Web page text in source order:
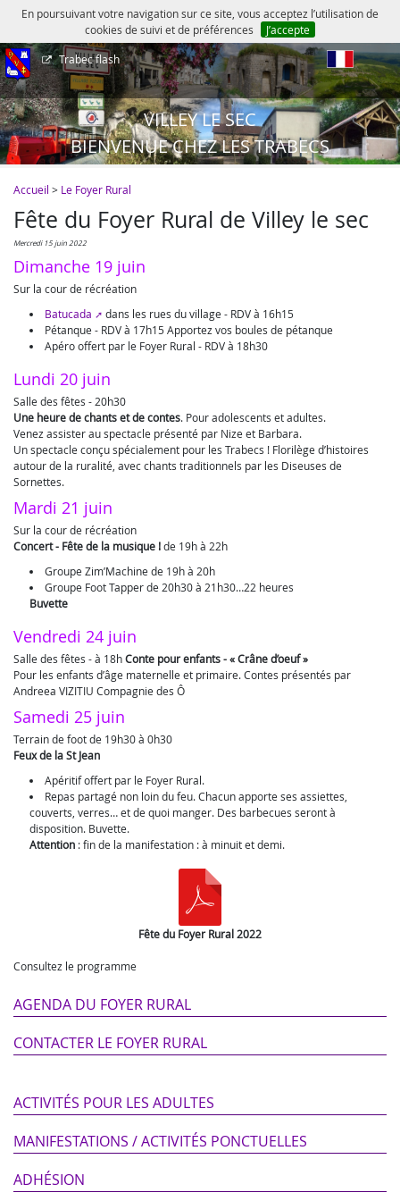
En poursuivant votre navigation sur ce site, vous acceptez l’utilisation de
cookies de suivi et de préférences
J’accepte
Trabec flash
VILLEY LE SEC
BIENVENUE CHEZ LES TRABECS
Accueil > Le Foyer Rural
Fête du Foyer Rural de Villey le sec
mercredi 15 juin 2022
Dimanche 19 juin
Sur la cour de récréation
Batucada
dans les rues du village - RDV à 16h15
Pétanque - RDV à 17h15 Apportez vos boules de pétanque
Apéro offert par le Foyer Rural - RDV à 18h30
Lundi 20 juin
Salle des fêtes - 20h30
Une heure de chants et de contes. Pour adolescents et adultes.
Venez assister au spectacle présenté par Nize et Barbara.
Un spectacle conçu spécialement pour les Trabecs ! Florilège d’histoires
autour de la ruralité, avec chants traditionnels par les Diseuses de
Sornettes.
Mardi 21 juin
Sur la cour de récréation
Concert - Fête de la musique !de 19h à 22h
Groupe Zim’Machine de 19h à 20h
Groupe Foot Tapper de 20h30 à 21h30…22 heures
Buvette
Vendredi 24 juin
Salle des fêtes - à 18hConte pour enfants - « Crâne d’oeuf »
Pour les enfants d’âge maternelle et primaire. Contes présentés par
Andreea VIZITIU Compagnie des Ô
Samedi 25 juin
Terrain de foot de 19h30 à 0h30
Feux de la St Jean
Apéritif offert par le Foyer Rural.
Repas partagé non loin du feu. Chacun apporte ses assiettes,
couverts, verres… et de quoi manger. Des barbecues seront à
disposition. Buvette.
Attention : fin de la manifestation : à minuit et demi.
Fête du Foyer Rural 2022
Consultez le programme
AGENDA DU FOYER RURAL
CONTACTER LE FOYER RURAL
ACTIVITÉS POUR LES ADULTES
MANIFESTATIONS / ACTIVITÉS PONCTUELLES
ADHÉSION